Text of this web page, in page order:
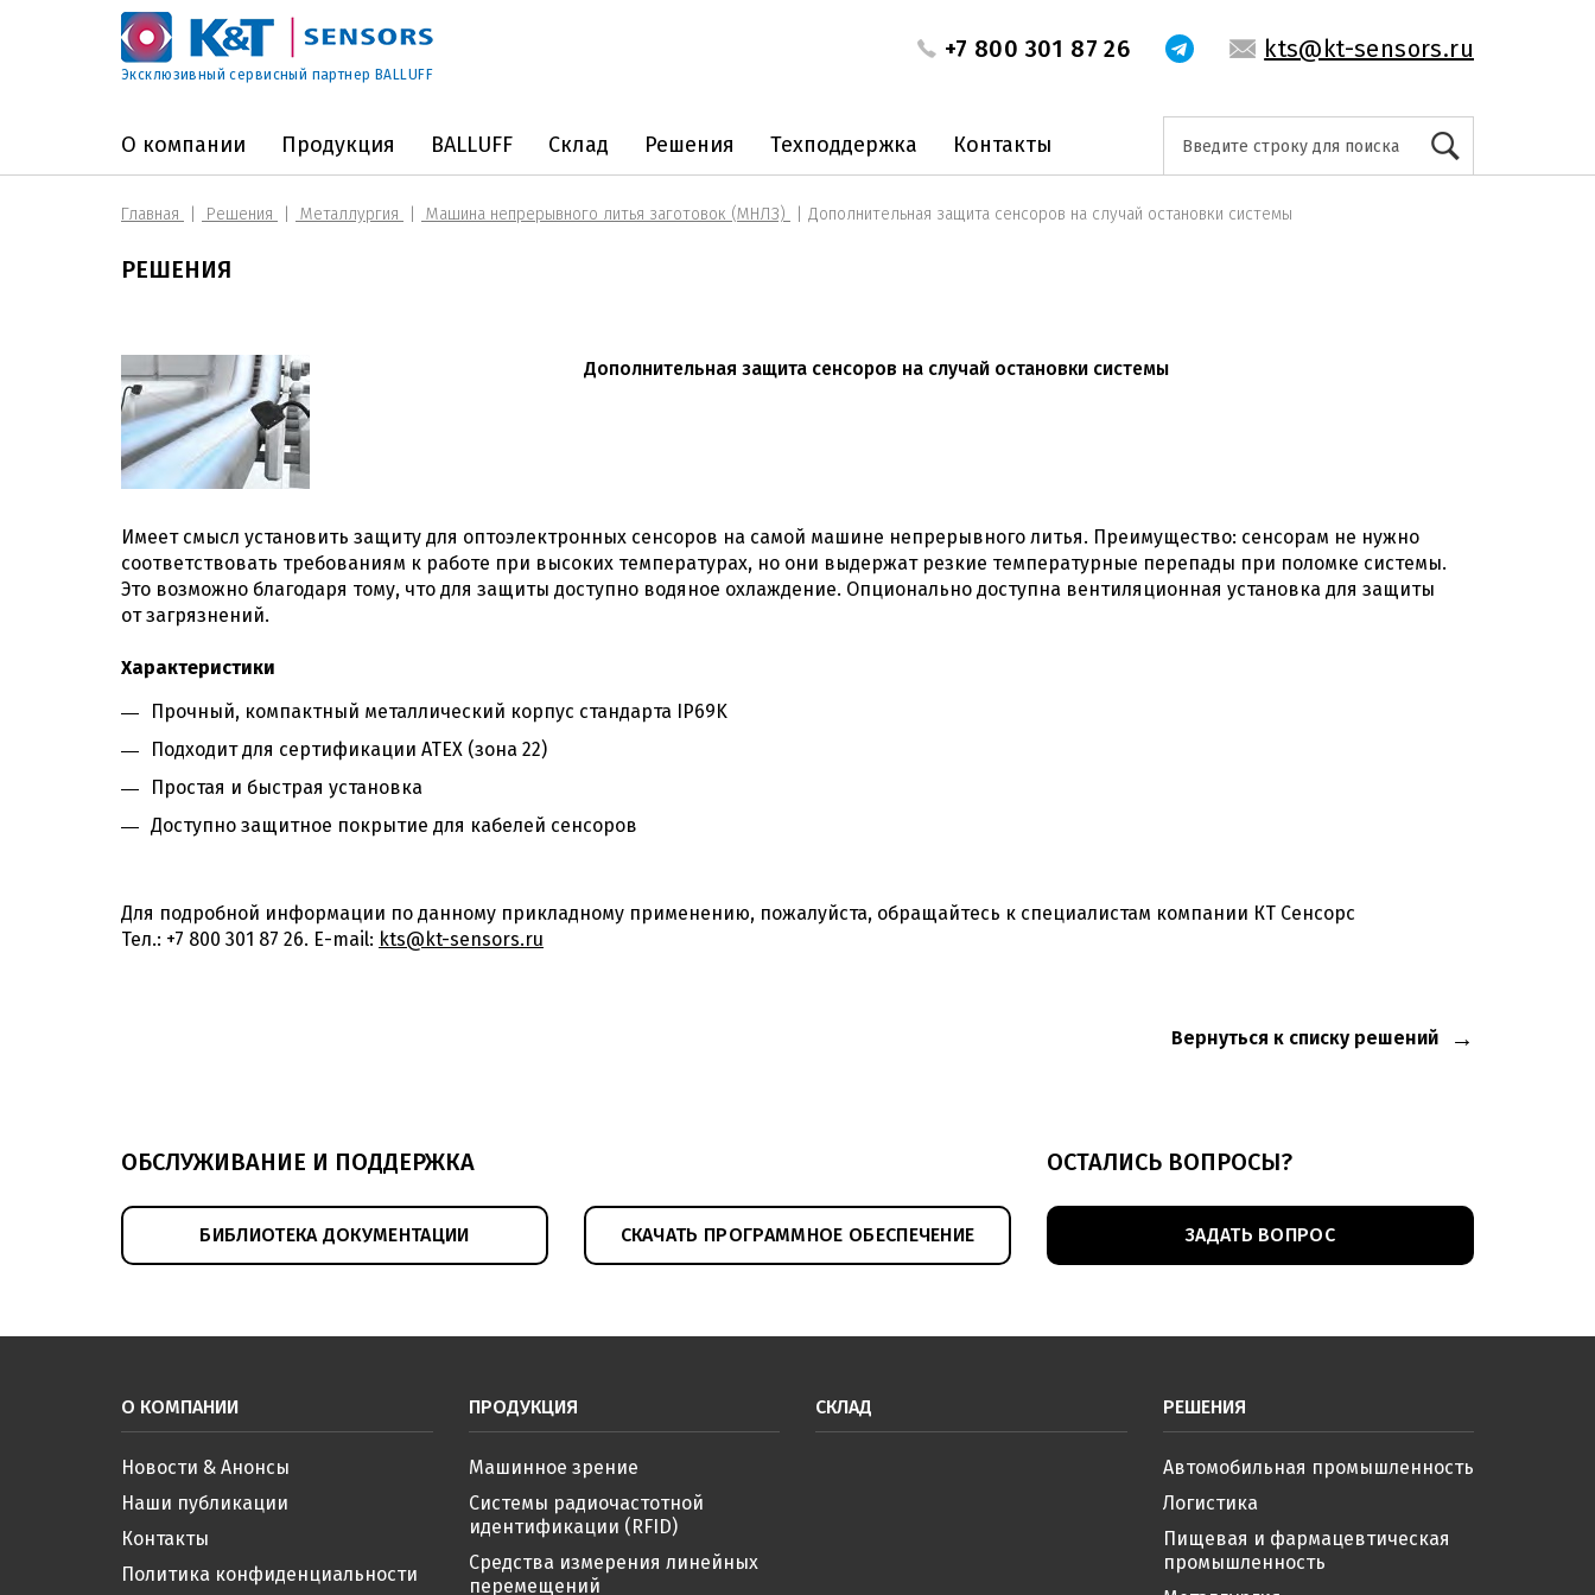
Эксклюзивный сервисный партнер BALLUFF
+7 800 301 87 26 kts@kt-sensors.ru
О компании Продукция BALLUFF Склад Решения Техподдержка Контакты
Главная Решения Металлургия Машина непрерывного литья заготовок (МНЛЗ) Дополнительная защита сенсоров на случай остановки системы
РЕШЕНИЯ
Дополнительная защита сенсоров на случай остановки системы
Имеет смысл установить защиту для оптоэлектронных сенсоров на самой машине непрерывного литья. Преимущество: сенсорам не нужно
соответствовать требованиям к работе при высоких температурах, но они выдержат резкие температурные перепады при поломке системы.
Это возможно благодаря тому, что для защиты доступно водяное охлаждение. Опционально доступна вентиляционная установка для защиты
от загрязнений.
Характеристики
Прочный, компактный металлический корпус стандарта IP69K
Подходит для сертификации ATEX (зона 22)
Простая и быстрая установка
Доступно защитное покрытие для кабелей сенсоров
Для подробной информации по данному прикладному применению, пожалуйста, обращайтесь к специалистам компании КТ Сенсорс
Тел.: +7 800 301 87 26. E-mail: kts@kt-sensors.ru
Вернуться к списку решений
ОБСЛУЖИВАНИЕ И ПОДДЕРЖКА
БИБЛИОТЕКА ДОКУМЕНТАЦИИ СКАЧАТЬ ПРОГРАММНОЕ ОБЕСПЕЧЕНИЕ
ОСТАЛИСЬ ВОПРОСЫ?
ЗАДАТЬ ВОПРОС
О КОМПАНИИ
Новости & Анонсы
Наши публикации
Контакты
Политика конфиденциальности
ПРОДУКЦИЯ
Машинное зрение
Системы радиочастотной
идентификации (RFID)
Средства измерения линейных
перемещений
СКЛАД РЕШЕНИЯ
Автомобильная промышленность
Логистика
Пищевая и фармацевтическая
промышленность